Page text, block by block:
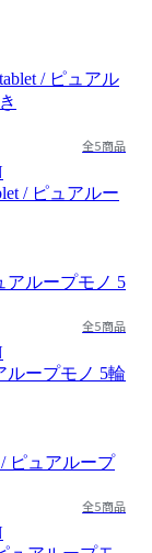
全5商品
/ ピュアルー
全5商品
ループモノ 5輪
全5商品